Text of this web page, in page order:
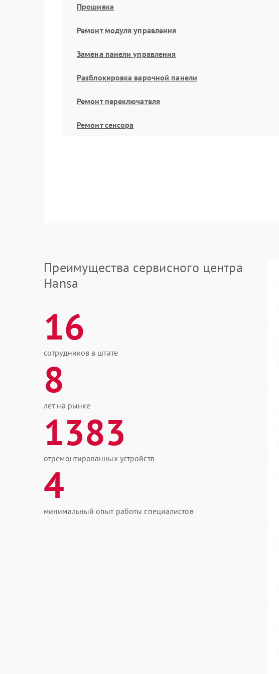
Прошивка
Ремонт модуля управления
Замена панели управления
Разблокировка варочной панели
Ремонт переключателя
Ремонт сенсора
Преимущества сервисного центра
Hansa
16
сотрудников в штате
8
лет на рынке
1383
отремонтированных устройств
4
минимальный опыт работы специалистов